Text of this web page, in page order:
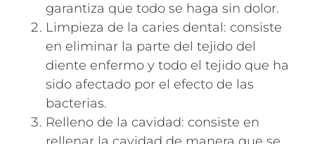
garantiza que todo se haga sin dolor.
Limpieza de la caries dental: consiste
en eliminar la parte del tejido del
diente enfermo y todo el tejido que ha
sido afectado por el efecto de las
bacterias.
Relleno de la cavidad: consiste en